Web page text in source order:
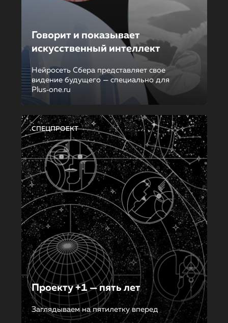
Говорит и показывает
искусственный интеллект
Нейросеть Сбера представляет свое
видение будущего — специально для
Plus‑one.ru
СПЕЦПРОЕКТ
Проекту +1 — пять лет
Заглядываем на пятилетку вперед